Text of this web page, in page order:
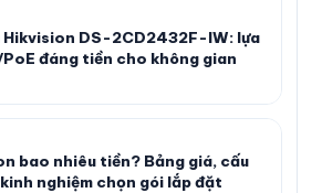
Hikvision DS-2CD2432F-IW: lựa
đáng tiền cho không gian
bao nhiêu tiền? Bảng giá, cấu
nghiệm chọn gói lắp đặt